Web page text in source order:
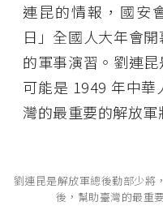
連昆的情報，國安
日」全國人大年會
的軍事演習。劉連
可能是 1949 年中
灣的最重要的解放軍
劉連昆是解放軍總後勤部少將
後，幫助臺灣的最重